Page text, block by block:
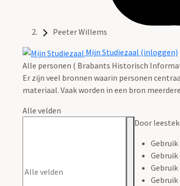
Peeter Willems
Mijn Studiezaal (inloggen)
Alle personen ( Brabants Historisch
Er zijn veel bronnen waarin personen
materiaal. Vaak worden in een bron
Alle velden
Door
Gebruik
Gebruik
Gebruik
Gebruik